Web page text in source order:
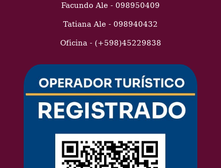
Facundo Ale - 098950409
Tatiana Ale - 098940432
Oficina - (+598)45229838